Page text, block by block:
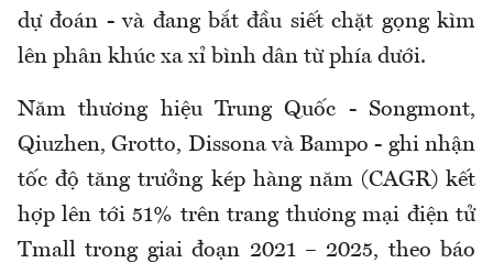
dự đoán - và đang bắt đầu siết chặt gọng kìm
lên phân khúc xa xỉ bình dân từ phía dưới.
Năm thương hiệu Trung Quốc - Songmont,
Qiuzhen, Grotto, Dissona và Bampo - ghi nhận
tốc độ tăng trưởng kép hàng năm (CAGR) kết
hợp lên tới 51% trên trang thương mại điện tử
Tmall trong giai đoạn 2021 – 2025, theo báo